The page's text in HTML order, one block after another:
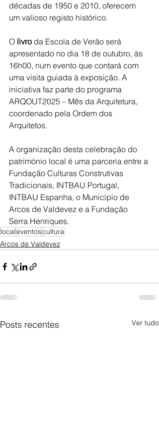
décadas de 1950 e 2010, oferecem
um valioso registo histórico.
O livro da Escola de Verão será
apresentado no dia 18 de outubro, às
16h00, num evento que contará com
uma visita guiada à exposição. A
iniciativa faz parte do programa
ARQOUT2025 – Mês da Arquitetura,
coordenado pela Ordem dos
Arquitetos.
A organização desta celebração do
património local é uma parceria entre a
Fundação Culturas Construtivas
Tradicionais, INTBAU Portugal,
INTBAU Espanha, o Município de
Arcos de Valdevez e a Fundação
Serra Henriques.
localeventoscultura
Arcos de Valdevez
Posts recentes Ver tudo